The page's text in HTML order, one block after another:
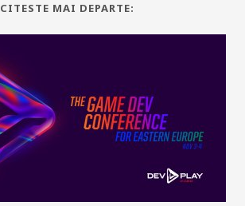
CITESTE MAI DEPARTE: